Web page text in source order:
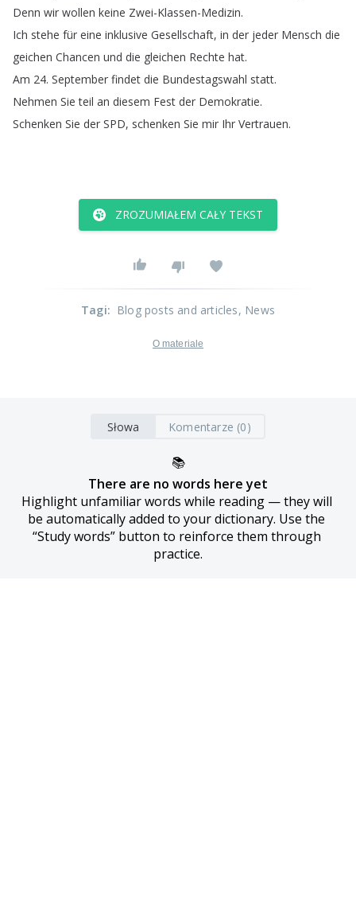
Denn wir wollen keine Zwei-Klassen-Medizin.
Ich stehe für eine inklusive Gesellschaft, in der jeder Mensch die
geichen Chancen und die gleichen Rechte hat.
Am 24. September findet die Bundestagswahl statt.
Nehmen Sie teil an diesem Fest der Demokratie.
Schenken Sie der SPD, schenken Sie mir Ihr Vertrauen.
ZROZUMIAŁEM CAŁY TEKST
Tagi: Blog posts and articles, News
O materiale
Słowa Komentarze (0)
📚
There are no words here yet
Highlight unfamiliar words while reading — they will
be automatically added to your dictionary. Use the
“Study words” button to reinforce them through
practice.